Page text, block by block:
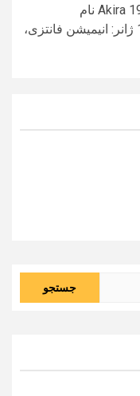
دانلود انیمیشن ژاپنی آکیرا Akira 1988 BluRay نام
کارتون: آکیرا – Akira سال تولید: 1988 ژانر: انیمیشن فانتزی،